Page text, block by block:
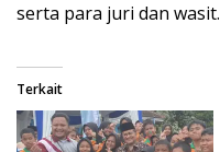
serta para juri dan wasit.
Terkait